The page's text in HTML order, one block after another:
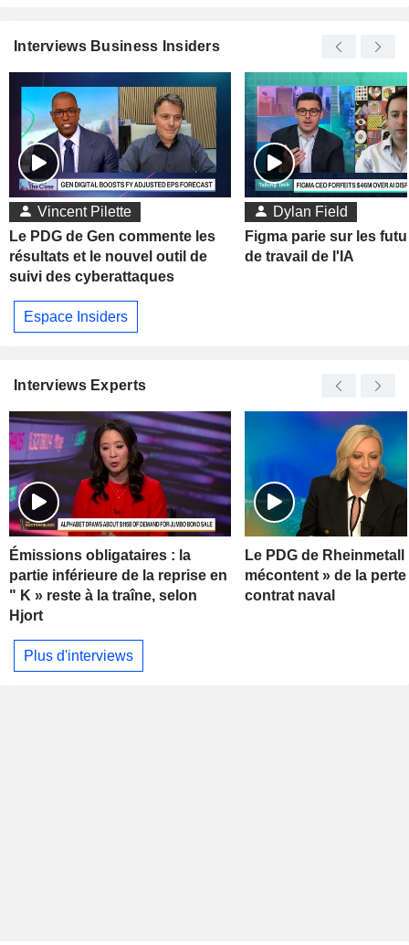
Interviews Business Insiders
Vincent Pilette
Le PDG de Gen commente les
résultats et le nouvel outil de
suivi des cyberattaques
Dylan Field
Figma parie sur les
de travail de l'IA
Espace Insiders
Interviews Experts
Émissions obligataires : la
partie inférieure de la reprise en
" K » reste à la traîne, selon
Hjort
Le PDG de
mécontent » de la
contrat naval
Plus d'interviews